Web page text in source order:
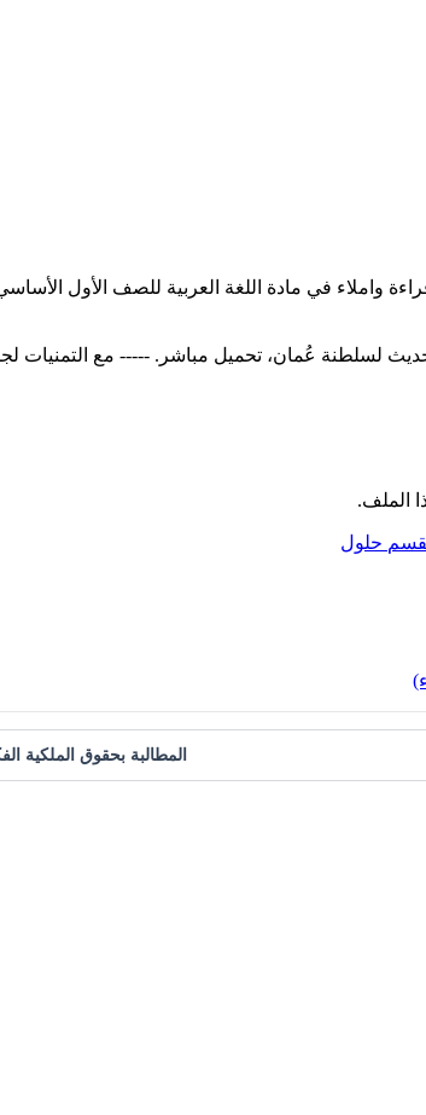
واملاء في مادة اللغة العربية للصف الأول
الملف.
حلول
المطالبة بحقوق الملكية